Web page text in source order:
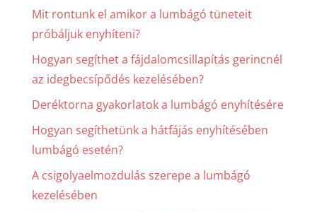
Mit rontunk el amikor a lumbágó tüneteit
próbáljuk enyhíteni?
Hogyan segíthet a fájdalomcsillapítás gerincnél
az idegbecsípődés kezelésében?
Deréktorna gyakorlatok a lumbágó enyhítésére
Hogyan segíthetünk a hátfájás enyhítésében
lumbágó esetén?
A csigolyaelmozdulás szerepe a lumbágó
kezelésében